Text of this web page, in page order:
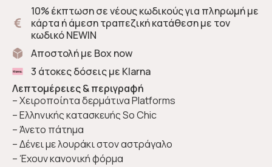
10% έκπτωση σε νέους κωδικούς για πληρωμή με
κάρτα ή άμεση τραπεζική κατάθεση με τον
κωδικό NEWIN
Αποστολή με Box now
3 άτοκες δόσεις με Klarna
Λεπτομέρειες & περιγραφή
– Χειροποίητα δερμάτινα Platforms
– Ελληνικής κατασκευής So Chic
– Άνετο πάτημα
– Δένει με λουράκι στον αστράγαλο
– Έχουν κανονική φόρμα